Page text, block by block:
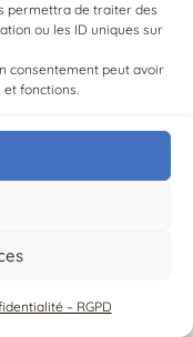
permettra de traiter des
ou les ID uniques sur
consentement peut avoir
fonctions.
– RGPD
droits réservés.